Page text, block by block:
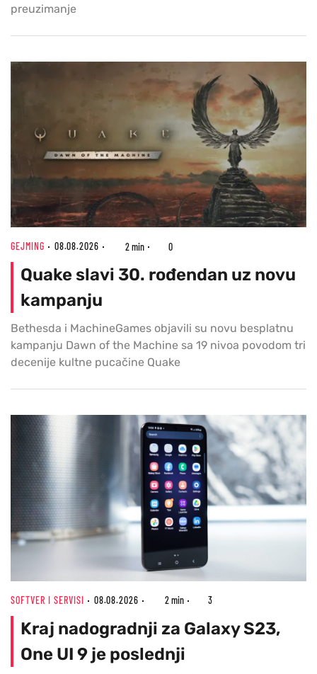
preuzimanje
GEJMING 08.08.2026 2 min 0
Quake slavi 30. rođendan uz novu
kampanju
Bethesda i MachineGames objavili su novu besplatnu
kampanju Dawn of the Machine sa 19 nivoa povodom tri
decenije kultne pucačine Quake
SOFTVER I SERVISI 08.08.2026 2 min 3
Kraj nadogradnji za Galaxy S23,
One UI 9 je poslednji